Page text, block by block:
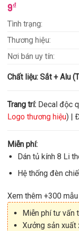
9₫
Tình trạng:
Thương hiệu:
Nơi bán uy tín:
Chất liệu: Sắt + Alu
Trang trí: Decal độc
Logo thương hiệu) |
Miễn phí:
Dán tủ kính 8 Li
Hệ thống đèn
Xem thêm +300
Miễn phí tư vấn
Xưởng sản xuất